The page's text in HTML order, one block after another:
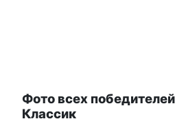
Фото всех
Классик